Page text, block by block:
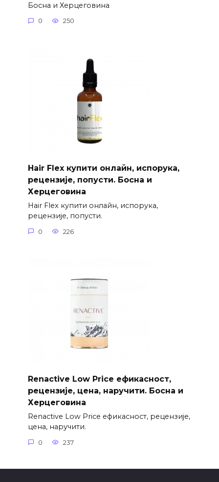
Босна и Херцеговина
0 250
Hair Flex купити онлайн, испорука,
рецензије, попусти. Босна и
Херцеговина
Hair Flex купити онлайн, испорука,
рецензије, попусти.
0 226
Renactive Low Price ефикасност,
рецензије, цена, наручити. Босна и
Херцеговина
Renactive Low Price ефикасност, рецензије,
цена, наручити.
0 237